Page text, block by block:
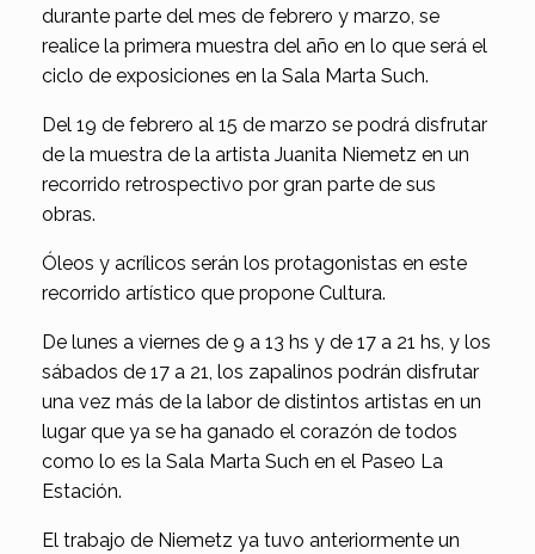
durante parte del mes de febrero y marzo, se
realice la primera muestra del año en lo que será el
ciclo de exposiciones en la Sala Marta Such.
Del 19 de febrero al 15 de marzo se podrá disfrutar
de la muestra de la artista Juanita Niemetz en un
recorrido retrospectivo por gran parte de sus
obras.
Óleos y acrílicos serán los protagonistas en este
recorrido artístico que propone Cultura.
De lunes a viernes de 9 a 13 hs y de 17 a 21 hs, y los
sábados de 17 a 21, los zapalinos podrán disfrutar
una vez más de la labor de distintos artistas en un
lugar que ya se ha ganado el corazón de todos
como lo es la Sala Marta Such en el Paseo La
Estación.
El trabajo de Niemetz ya tuvo anteriormente un